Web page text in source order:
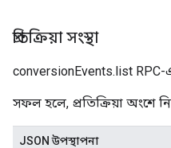
প্রতিক্রিয়া সংস্থা
conversionEvents.list RPC-
সফল হলে, প্রতিক্রিয়া অংশে
JSON উপস্থাপনা